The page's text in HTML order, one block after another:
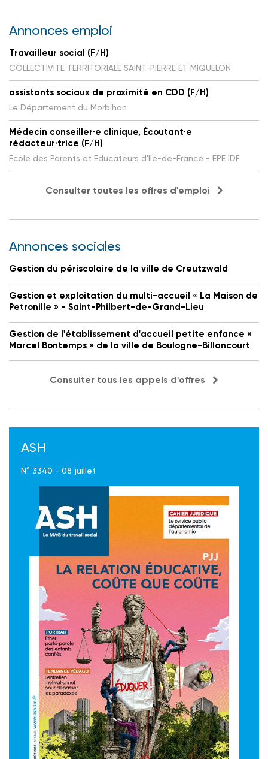
Annonces emploi
Travailleur social (F/H)
COLLECTIVITE TERRITORIALE SAINT-PIERRE ET MIQUELON
assistants sociaux de proximité en CDD (F/H)
Le Département du Morbihan
Médecin conseiller·e clinique, Écoutant·e
rédacteur·trice (F/H)
Ecole des Parents et Educateurs d'Ile-de-France - EPE IDF
Consulter toutes les offres d'emploi
Annonces sociales
Gestion du périscolaire de la ville de Creutzwald
Gestion et exploitation du multi-accueil « La Maison de
Petronille » - Saint-Philbert-de-Grand-Lieu
Gestion de l'établissement d'accueil petite enfance «
Marcel Bontemps » de la ville de Boulogne-Billancourt
Consulter tous les appels d'offres
ASH
N° 3340 - 08 juillet